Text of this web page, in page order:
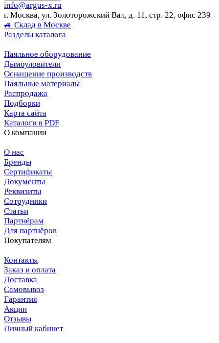
info@argus-x.ru
г. Москва, ул. Золоторожский Вал, д. 11, стр. 22, офис 239
🚙 Склад в Москве
Разделы каталога
Паяльное оборудование
Дымоуловители
Оснащение производств
Паяльные материалы
Распродажа
Подборки
Карта сайта
Каталоги в PDF
О компании
О нас
Бренды
Сертификаты
Документы
Реквизиты
Сотрудники
Статьи
Партнёрам
Для партнёров
Покупателям
Контакты
Заказ и оплата
Доставка
Самовывоз
Гарантия
Акции
Отзывы
Личный кабинет